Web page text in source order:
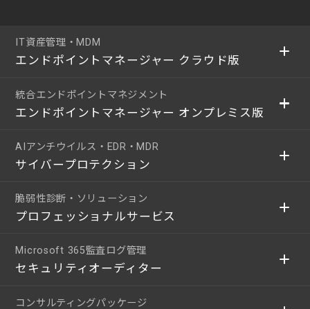
IT資産管理・MDM
エンドポイントマネージャー クラウド版
統合エンドポイントマネジメント
エンドポイントマネージャー オンプレミス版
AIアンチウイルス・EDR・MDR
サイバープロテクション
脆弱性診断・ソリューション
プロフェッショナルサービス
Microsoft 365監査ログ管理
セキュリティオーディター
コンサルティングパッケージ